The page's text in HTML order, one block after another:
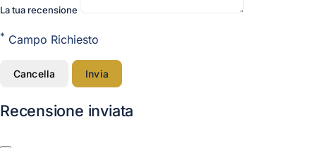
La tua recensione
* Campo Richiesto
Cancella Invia
Recensione inviata